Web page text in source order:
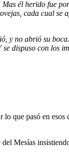
él herido fue
cada cual se
y no abrió su
dispuso con los
que pasó en
Mesías